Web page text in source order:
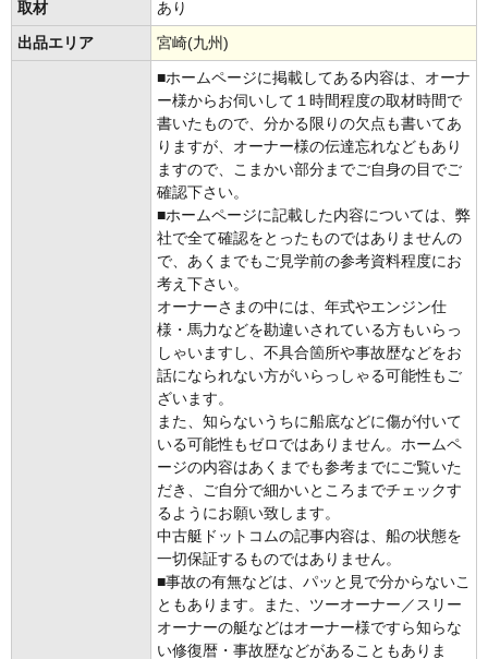
取材 あり
出品エリア 宮崎(九州)
■ホームページに掲載してある内容は、オーナ
ー様からお伺いして１時間程度の取材時間で
書いたもので、分かる限りの欠点も書いてあ
りますが、オーナー様の伝達忘れなどもあり
ますので、こまかい部分までご自身の目でご
確認下さい。
■ホームページに記載した内容については、弊
社で全て確認をとったものではありませんの
で、あくまでもご見学前の参考資料程度にお
考え下さい。
オーナーさまの中には、年式やエンジン仕
様・馬力などを勘違いされている方もいらっ
しゃいますし、不具合箇所や事故歴などをお
話になられない方がいらっしゃる可能性もご
ざいます。
また、知らないうちに船底などに傷が付いて
いる可能性もゼロではありません。ホームペ
ージの内容はあくまでも参考までにご覧いた
だき、ご自分で細かいところまでチェックす
るようにお願い致します。
中古艇ドットコムの記事内容は、船の状態を
一切保証するものではありません。
■事故の有無などは、パッと見で分からないこ
ともあります。また、ツーオーナー／スリー
オーナーの艇などはオーナー様ですら知らな
い修復暦・事故歴などがあることもありま